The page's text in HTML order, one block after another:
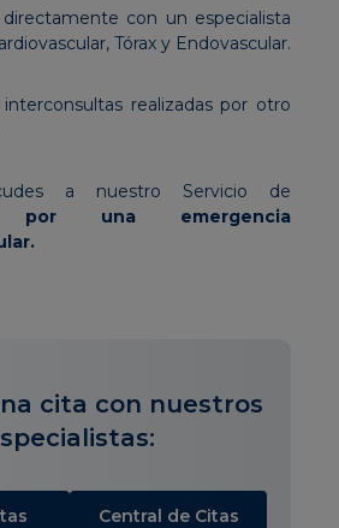
con un especialista
Tórax y Endovascular.
realizadas por otro
a nuestro Servicio de
por una emergencia
cita con nuestros
Central de Citas